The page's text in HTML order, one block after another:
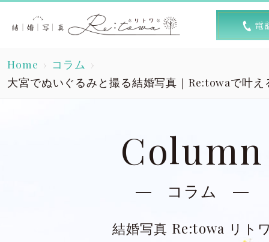
トップ
Top
洋装スタジオ
和装スタジオ
Home
コラム
大宮でぬいぐるみと撮る結婚写真｜Re:towaで叶え
Column
コラム
結婚写真 Re:towa リト